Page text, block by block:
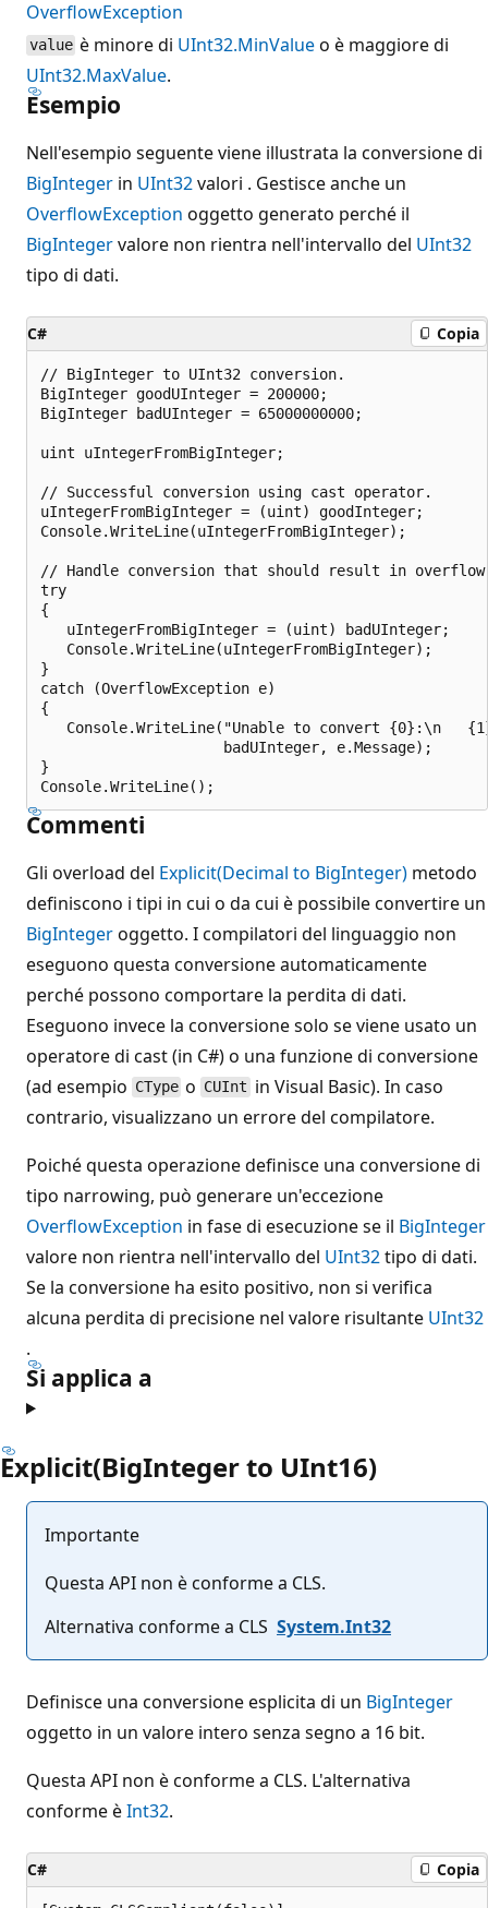
OverflowException
value è minore di UInt32.MinValueo è maggiore di
UInt32.MaxValue.
Esempio
Nell'esempio seguente viene illustrata la conversione di
BigInteger in UInt32valori . Gestisce anche un
OverflowException oggetto generato perché il
BigIntegervalore non rientra nell'intervallo del UInt32
tipo di dati.
C# Copia
// BigInteger to UInt32 conversion.
BigInteger goodUInteger = 200000;
BigInteger badUInteger = 65000000000;
uint uIntegerFromBigInteger;
// Successful conversion using cast operator.
uIntegerFromBigInteger = (uint) goodInteger;
Console.WriteLine(uIntegerFromBigInteger);
// Handle conversion that should result in
try
{
   uIntegerFromBigInteger = (uint) badUInteger;
   Console.WriteLine(uIntegerFromBigInteger);
}
catch (OverflowException e)
{
Console.WriteLine("Unable to convert {0}:\n
                     badUInteger, e.Message);
}
Commenti
Gli overload del Explicit(Decimal to BigInteger) metodo
definiscono i tipi in cui o da cui è possibile convertire un
BigIntegeroggetto. I compilatori del linguaggio non
eseguono questa conversione automaticamente
perché possono comportare la perdita di dati.
Eseguono invece la conversione solo se viene usato un
operatore di cast (in C#) o una funzione di conversione
(ad esempio CType o CUInt in Visual Basic). In caso
contrario, visualizzano un errore del compilatore.
Poiché questa operazione definisce una conversione di
tipo narrowing, può generare un'eccezione
OverflowException in fase di esecuzione se il BigInteger
valore non rientra nell'intervallo del UInt32tipo di dati.
Se la conversione ha esito positivo, non si verifica
alcuna perdita di precisione nel valore risultante UInt32
.
Si applica a
Explicit(BigInteger to UInt16)
Importante
Questa API non è conforme a CLS.
Alternativa conforme a CLS System.Int32
Definisce una conversione esplicita di un BigInteger
oggetto in un valore intero senza segno a 16 bit.
Questa API non è conforme a CLS. L'alternativa
conforme èInt32.
C# Copia